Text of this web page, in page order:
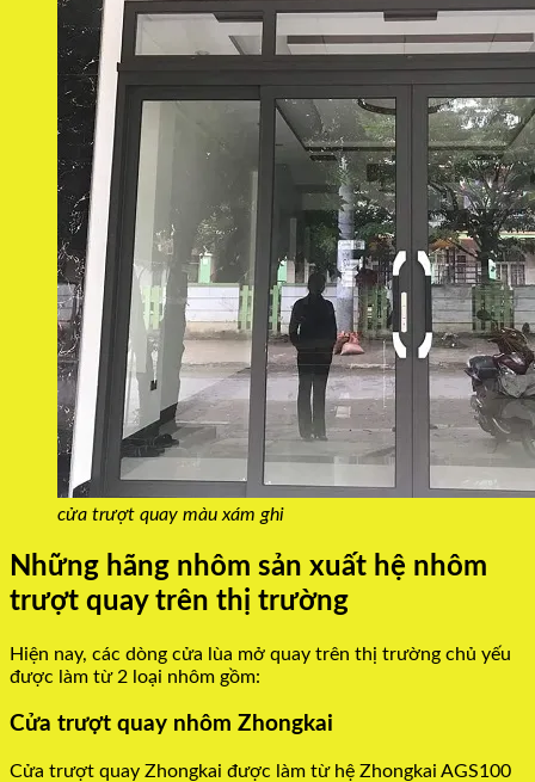
cửa trượt quay màu xám ghi
Những hãng nhôm sản xuất hệ nhôm
trượt quay trên thị trường
Hiện nay, các dòng cửa lùa mở quay trên thị trường chủ yếu
được làm từ 2 loại nhôm gồm:
Cửa trượt quay nhôm Zhongkai
Cửa trượt quay Zhongkai được làm từ hệ Zhongkai AGS100